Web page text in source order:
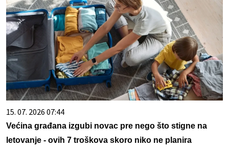
15. 07. 2026 07:44
Većina građana izgubi novac pre nego što stigne na
letovanje - ovih 7 troškova skoro niko ne planira